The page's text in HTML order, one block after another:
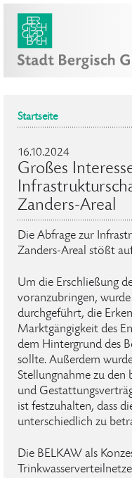
Startseite
16.10.2024
Großes
Zanders-Areal
Die Abfrage zur
Zanders-Areal stößt
Um die Erschließung
voranzubringen,
durchgeführt, die
Marktgängigkeit des
dem Hintergrund des
sollte. Außerdem
Stellungnahme zu den
und
ist festzuhalten, dass
unterschiedlich zu
Die BELKAW als